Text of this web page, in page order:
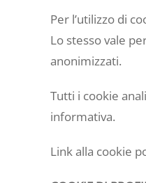
Per l’utilizzo di
Lo stesso vale
anonimizzati.
Tutti i cookie
informativa.
Link alla cookie